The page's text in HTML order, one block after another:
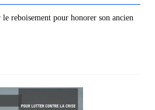
reboisement pour honorer son ancien